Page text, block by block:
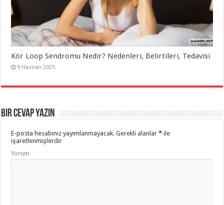
Kör Loop Sendromu Nedir? Nedenleri, Belirtileri, Tedavisi
9 Haziran 2025
Bir Cevap Yazın
E-posta hesabınız yayımlanmayacak. Gerekli alanlar* ile
işaretlenmişlerdir
Yorum